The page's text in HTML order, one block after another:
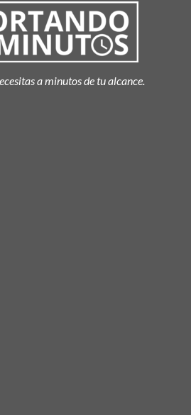
a minutos de tu alcance.